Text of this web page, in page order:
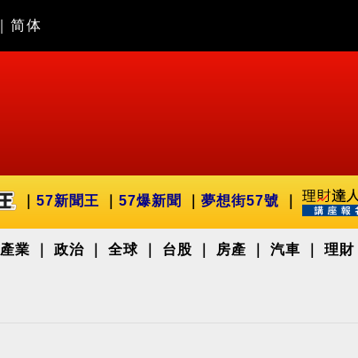
简体
57新聞王 57爆新聞 夢想街57號
產業 政治 全球 台股 房產 汽車 理財